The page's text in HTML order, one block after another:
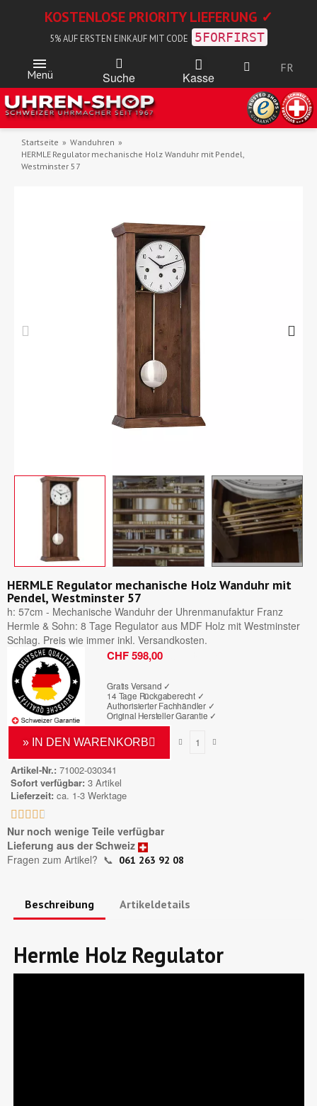
KOSTENLOSE PRIORITY LIEFERUNG ✓
5% AUF ERSTEN EINKAUF MIT CODE 5FORFIRST
Menü Suche Kasse
FR
Startseite
Wanduhren
HERMLE Regulator mechanische Holz Wanduhr mit Pendel,
Westminster 57
HERMLE Regulator mechanische Holz Wanduhr mit
Pendel, Westminster 57
h: 57cm - Mechanische Wanduhr der Uhrenmanufaktur Franz
Hermle & Sohn: 8 Tage Regulator aus MDF Holz mit Westminster
Schlag. Preis wie immer inkl. Versandkosten.
CHF 598,00
Gratis Versand ✓
14 Tage Rückgaberecht ✓
Authorisierter Fachhändler ✓
Original Hersteller Garantie ✓
» IN DEN WARENKORB
Artikel-Nr. 71002-030341
Sofort verfügbar 3 Artikel
Lieferzeit ca. 1-3 Werktage
    
Nur noch wenige Teile verfügbar
Lieferung aus der Schweiz
Fragen zum Artikel? 📞 061 263 92 08
Beschreibung Artikeldetails
Hermle Holz Regulator